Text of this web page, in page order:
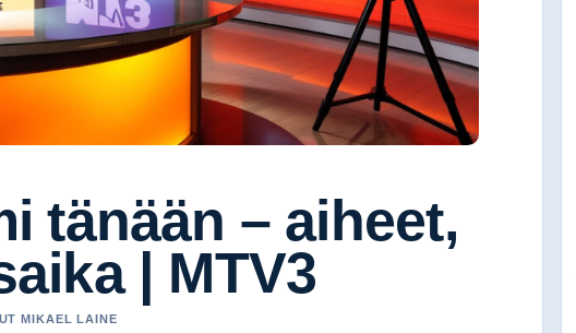
tänään – aiheet,
| MTV3
MIKAEL LAINE